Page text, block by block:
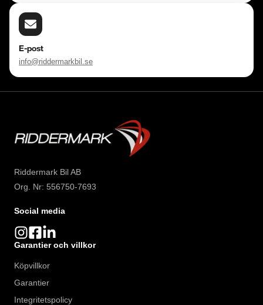
E-post
info@riddermarkbil.se
Riddermark Bil AB
Org. Nr: 556750-7693
Social media
Garantier och villkor
Köpvillkor
Garantier
Integritetspolicy